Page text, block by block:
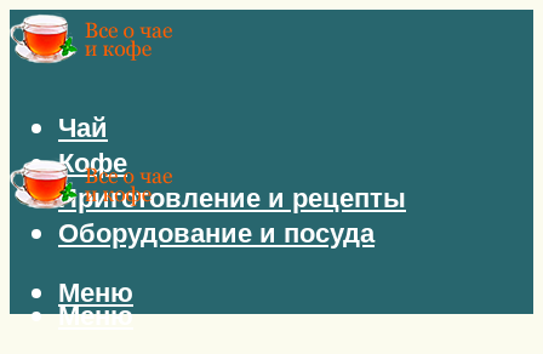
Чай
Кофе
Приготовление и рецепты
Оборудование и посуда
Меню
Меню